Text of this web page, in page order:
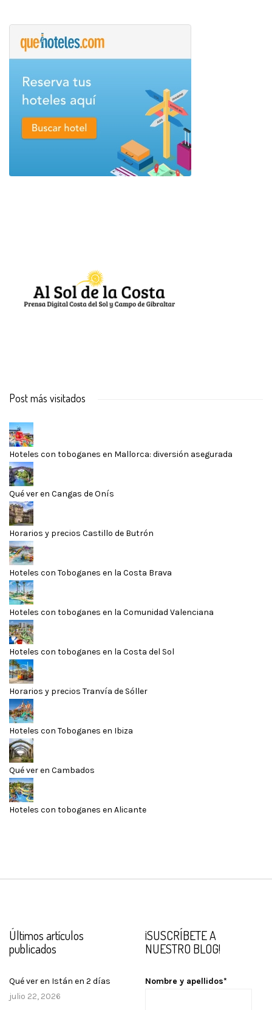
Post más visitados
Hoteles con toboganes en Mallorca: diversión asegurada
Qué ver en Cangas de Onís
Horarios y precios Castillo de Butrón
Hoteles con Toboganes en la Costa Brava
Hoteles con toboganes en la Comunidad Valenciana
Hoteles con toboganes en la Costa del Sol
Horarios y precios Tranvía de Sóller
Hoteles con Toboganes en Ibiza
Qué ver en Cambados
Hoteles con toboganes en Alicante
Últimos artículos
publicados
Qué ver en Istán en 2 días
julio 22, 2026
¡SUSCRÍBETE A
NUESTRO BLOG!
Nombre y apellidos*